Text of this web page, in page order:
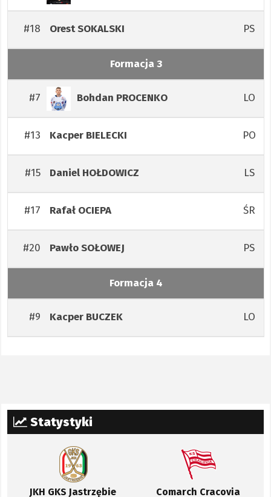
#18 OrestSOKALSKI PS
Formacja 3
#7 Bohdan PROCENKO LO
#13 Kacper BIELECKI PO
#15 Daniel HOŁDOWICZ LS
#17 Rafał OCIEPA ŚR
#20 PawłoSOŁOWEJ PS
Formacja 4
#9 Kacper BUCZEK LO
Statystyki
JKH GKS Jastrzębie Comarch Cracovia